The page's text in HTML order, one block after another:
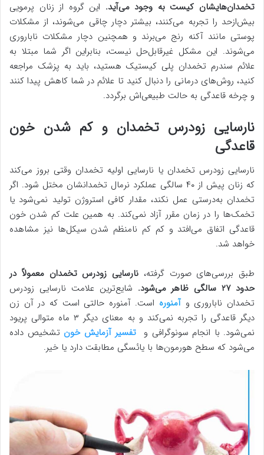
تخمدان‌هایشان کیست به وجود می‌آید. این گروه از زنان پرمویی
بیش‌ازحد را تجربه می‌کنند، بیشتر دچار چاقی می‌شوند، از مشکلات
پوستی مانند آکنه رنج می‌برند و همچنین دچار مشکلات ناباروری
می‌شوند. این مشکل غیرقابل‌حل نیست، بنابراین اگر شما مبتلا به
علائم سندرم تخمدان پلی کیستیک هستید، باید به پزشک مراجعه
کنید، روش‌های درمانی را دنبال کنید تا علائم در شما کاهش پیدا کنند
و چرخه قاعدگی به حالت طبیعی‌اش برگردد.
نارسایی زودرس تخمدان و کم شدن خون
قاعدگی
نارسایی زودرس تخمدان یا نارسایی اولیه تخمدان وقتی بروز می‌کند
که زنان پیش از ۴۰ سالگی عملکرد نرمال تخمدانشان مختل شود. اگر
تخمدان به‌درستی عمل نکند، مقدار کافی استروژن تولید نمی‌شود یا
تخمک‌ها را در زمان مقرر آزاد نمی‌کند. به همین علت کم شدن خون
قاعدگی اتفاق می‌افتد و کم کم نامنظم شدن سیکل‌ها نیز مشاهده
خواهد شد.
طبق بررسی‌های صورت گرفته، نارسایی زودرس تخمدان معمولاً در
حدود ۲۷ سالگی ظاهر می‌شود.
شایع‌ترین علامت نارسایی زودرس
تخمدان ناباروری وآمنوره است. آمنوره حالتی است که در آن زن
دیگر قاعدگی را تجربه نمی‌کند و به معنای دیگر ۳ ماه متوالی پریود
نمی‌شود. با انجام سونوگرافی و تفسیر آزمایش خون تشخیص داده
می‌شود که سطح هورمون‌ها با یائسگی مطابقت دارد یا خیر.